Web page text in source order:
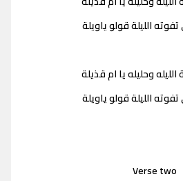
الليلة قولو ياويلة
وحليله يا ام قذيلة
الليلة قولو ياويلة
Verse two